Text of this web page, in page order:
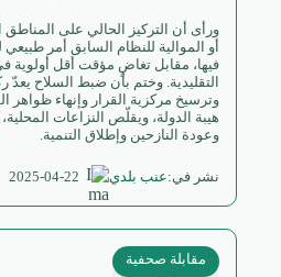
ورأى أن التركيز الحالي على
أو الموالية للنظام السابق أمر طبيعي
فيها، مقابل تغاضٍ مؤقت أقل أولوية
التقليدية. وختم بأن ضبط السلاح يعدّ
وترسيخ مركزية القرار وإنهاء ظواهر
هيبة الدولة، ويقلّص النزاعات
وعودة النازحين وإطلاق التنمية.
نشر في:عنب بلدي 2025-04-22
مقابلة صحفية